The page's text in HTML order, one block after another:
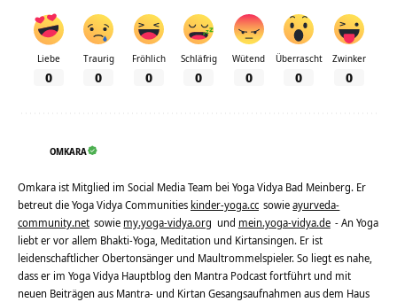
Liebe
0
Traurig
0
Fröhlich
0
Schläfrig
0
Wütend
0
Überrascht
0
Zwinker
0
OMKARA
Omkara ist Mitglied im Social Media Team bei Yoga Vidya Bad Meinberg. Er
betreut die Yoga Vidya Communities kinder-yoga.cc sowieayurveda-
community.net sowie my.yoga-vidya.org und mein.yoga-vidya.de - An Yoga
liebt er vor allem Bhakti-Yoga, Meditation und Kirtansingen. Er ist
leidenschaftlicher Obertonsänger und Maultrommelspieler. So liegt es nahe,
dass er im Yoga Vidya Hauptblog den Mantra Podcast fortführt und mit
neuen Beiträgen aus Mantra- und Kirtan Gesangsaufnahmen aus dem Haus